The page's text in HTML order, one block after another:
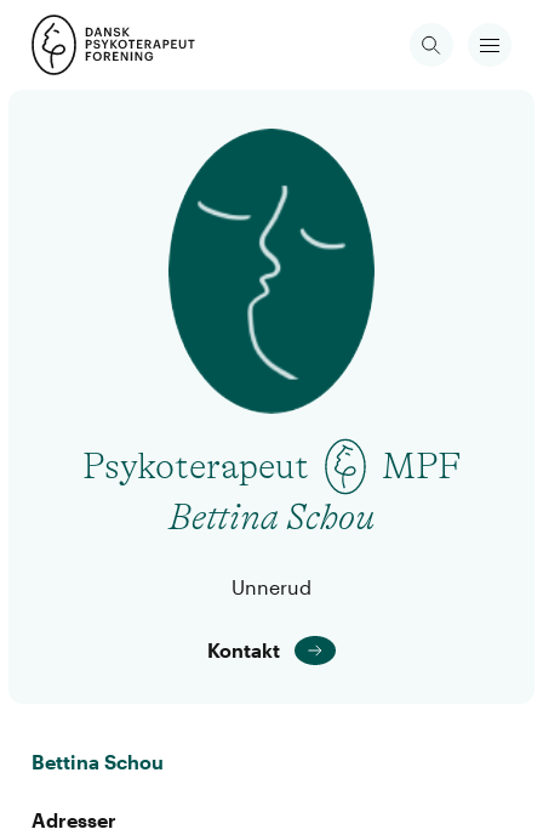
Psykoterapeut
MPF
Bettina Schou
Unnerud
Kontakt
Bettina Schou
Adresser